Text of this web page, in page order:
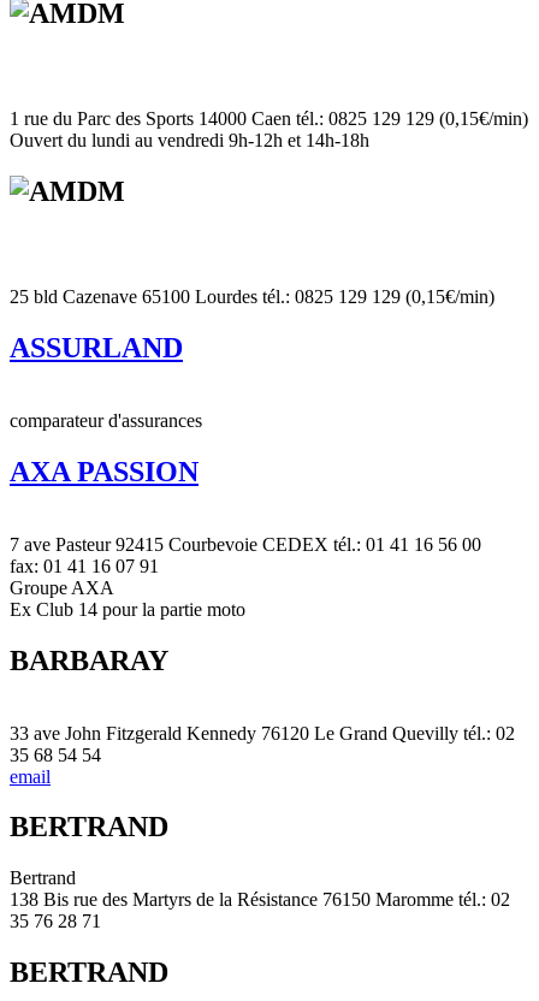
1 rue du Parc des Sports 14000 Caen tél.: 0825 129 129 (0,15€/min)
Ouvert du lundi au vendredi 9h-12h et 14h-18h
25 bld Cazenave 65100 Lourdes tél.: 0825 129 129 (0,15€/min)
ASSURLAND
comparateur d'assurances
AXA PASSION
7 ave Pasteur 92415 Courbevoie CEDEX tél.: 01 41 16 56 00
fax: 01 41 16 07 91
Groupe AXA
Ex Club 14 pour la partie moto
BARBARAY
33 ave John Fitzgerald Kennedy 76120 Le Grand Quevilly tél.: 02
35 68 54 54
email
BERTRAND
Bertrand
138 Bis rue des Martyrs de la Résistance 76150 Maromme tél.: 02
35 76 28 71
BERTRAND